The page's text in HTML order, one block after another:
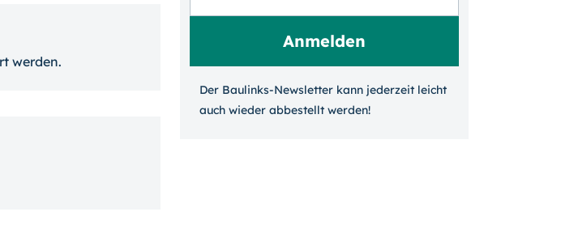
werden.
Der Baulinks-Newsletter kann jeder­zeit leicht
auch wieder ab­bestellt werden!